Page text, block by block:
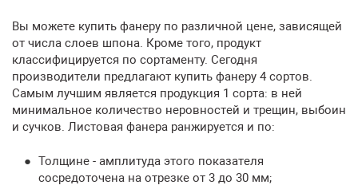
Вы можете купить фанеру по различной цене, зависящей
от числа слоев шпона. Кроме того, продукт
классифицируется по сортаменту. Сегодня
производители предлагают купить фанеру 4 сортов.
Самым лучшим является продукция 1 сорта: в ней
минимальное количество неровностей и трещин, выбоин
и сучков. Листовая фанера ранжируется и по:
Толщине - амплитуда этого показателя
сосредоточена на отрезке от 3 до 30 мм;